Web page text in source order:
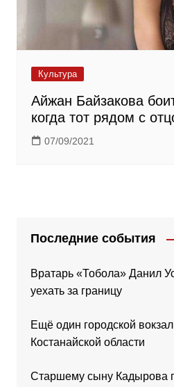
Культура
Айжан Байзакова
когда тот рядом с
07/09/2021
Последние события
Вратарь «Тобола» Данил
уехать за границу
Ещё один городской
Костанайской области
Старшему сыну Кадырова